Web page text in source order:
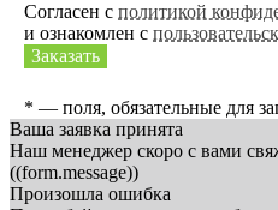
Согласен с политикой
и ознакомлен с
Заказать
* — поля, обязательные для
Ваша заявка принята
Наш менеджер скоро с вами
((form.message))
Произошла ошибка